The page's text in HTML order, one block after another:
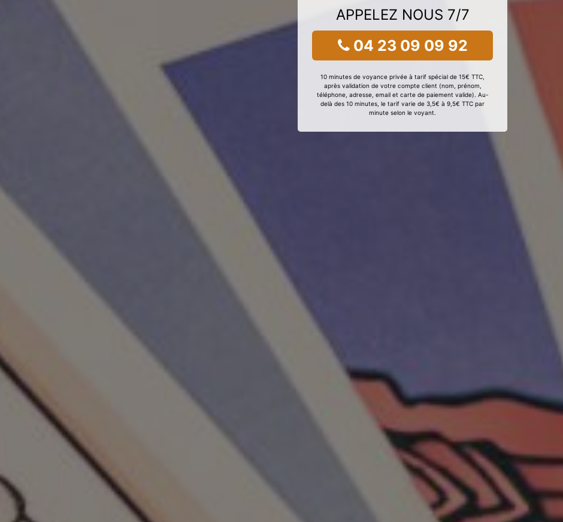
APPELEZ NOUS 7/7
04 23 09 09 92
10 minutes de voyance privée à tarif spécial de 15€ TTC,
après validation de votre compte client (nom, prénom,
téléphone, adresse, email et carte de paiement valide). Au-
delà des 10 minutes, le tarif varie de 3,5€ à 9,5€ TTC par
minute selon le voyant.